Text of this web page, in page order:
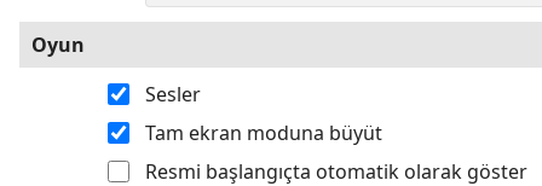
Oyun
Sesler
Tam ekran moduna büyüt
Resmi başlangıçta otomatik olarak göster